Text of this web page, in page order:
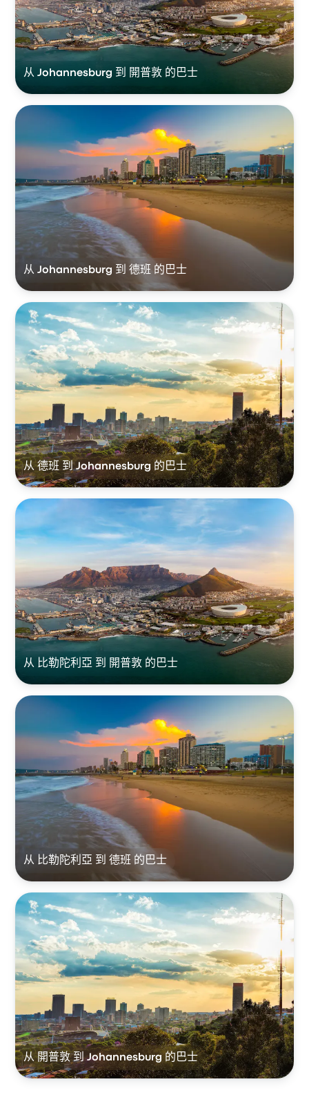
从 Johannesburg 到 開普敦 的巴士
从 Johannesburg 到 德班 的巴士
从 德班 到 Johannesburg 的巴士
从 比勒陀利亞 到 開普敦 的巴士
从 比勒陀利亞 到 德班 的巴士
从 開普敦 到 Johannesburg 的巴士